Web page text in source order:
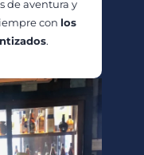
de aventura y
con los
.